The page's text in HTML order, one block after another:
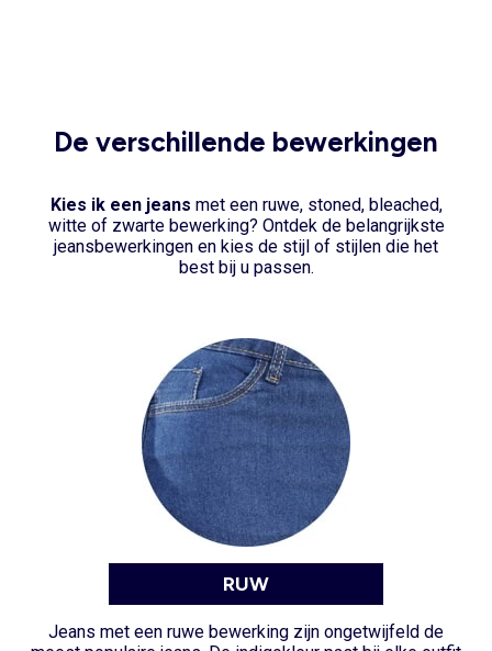
De verschillende bewerkingen
Kies ik een jeans met een ruwe, stoned, bleached,
witte of zwarte bewerking? Ontdek de belangrijkste
jeansbewerkingen en kies de stijl of stijlen die het
best bij u passen.
RUW
Jeans met een ruwe bewerking zijn ongetwijfeld de